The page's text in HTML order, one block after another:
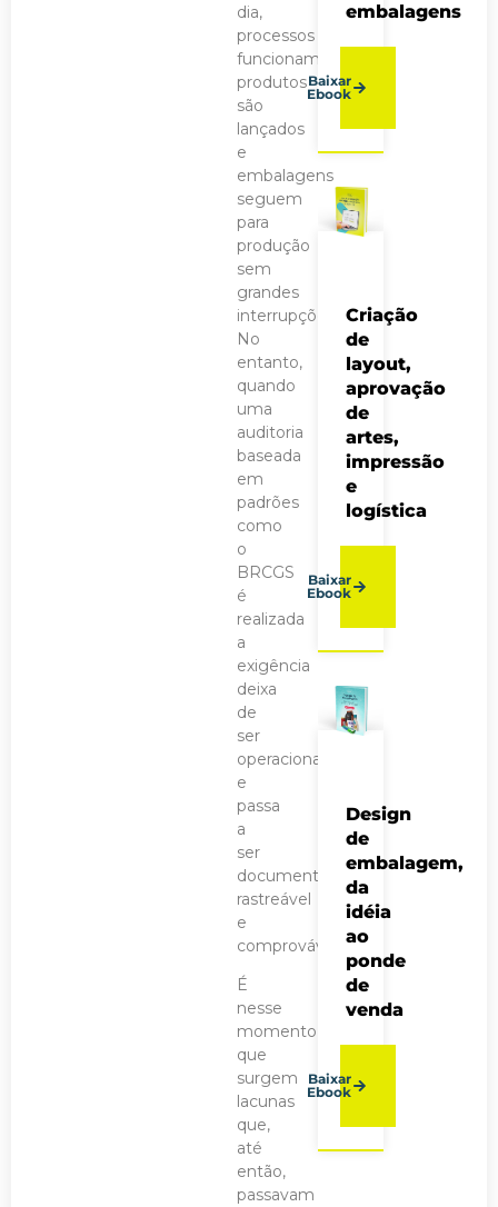
dia,
processos
funcionam,
produtos
são
lançados
e
embalagens
seguem
para
produção
sem
grandes
interrupções.
No
entanto,
quando
uma
auditoria
baseada
em
padrões
como
o
BRCGS
é
realizada
a
exigência
deixa
de
ser
operacional
e
passa
a
ser
documental,
rastreável
e
comprovável.
É
nesse
momento
que
surgem
lacunas
que,
até
então,
passavam
embalagens
Baixar
Ebook
Criação
de
layout,
aprovação
de
artes,
impressão
e
logística
Baixar
Ebook
Design
de
embalagem,
da
idéia
ao
ponde
de
venda
Baixar
Ebook